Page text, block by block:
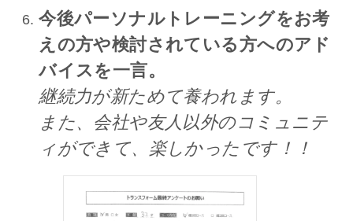
今後パーソナルトレーニングをお考
えの方や検討されている方へのアド
バイスを一言。
継続力が新ためて養われます。
また、会社や友人以外のコミュニテ
ィができて、楽しかったです！！